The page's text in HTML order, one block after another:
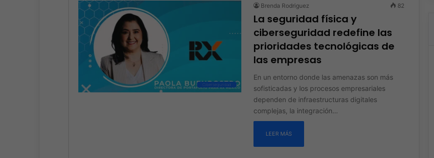
Ciberseguridad
Brenda Rodriguez 82
La seguridad física y
ciberseguridad redefine las
prioridades tecnológicas de
las empresas
En un entorno donde las amenazas son más
sofisticadas y los procesos empresariales
dependen de infraestructuras digitales
complejas, la integración…
LEER MÁS